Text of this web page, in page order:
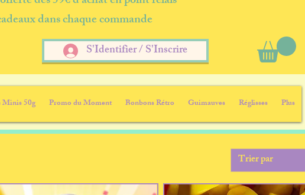
dans chaque commande
S'Identifier / S'Inscrire
Trier par
Minis 50g Promo du Moment Bonbons Rétro Guimauves Réglisses Plus